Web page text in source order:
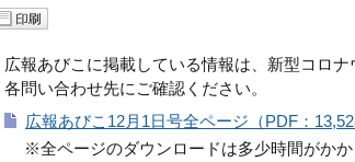
広報あびこに掲載している情報は、新型コロ
各問い合わせ先にご確認ください。
広報あびこ12月1日号全ページ（PDF：
※全ページのダウンロードは多少時間がかか